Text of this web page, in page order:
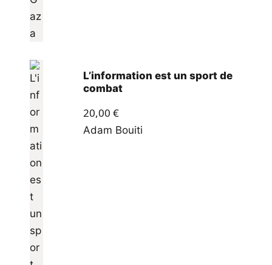
L’information est un sport de
combat
20,00 €
Adam Bouiti